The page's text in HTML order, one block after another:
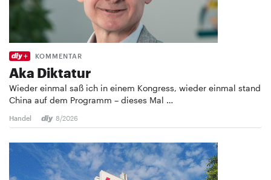
KOMMENTAR
Aka Diktatur
Wieder einmal saß ich in einem Kongress, wieder einmal stand
China auf dem Programm – dieses Mal …
Handel 8/2026